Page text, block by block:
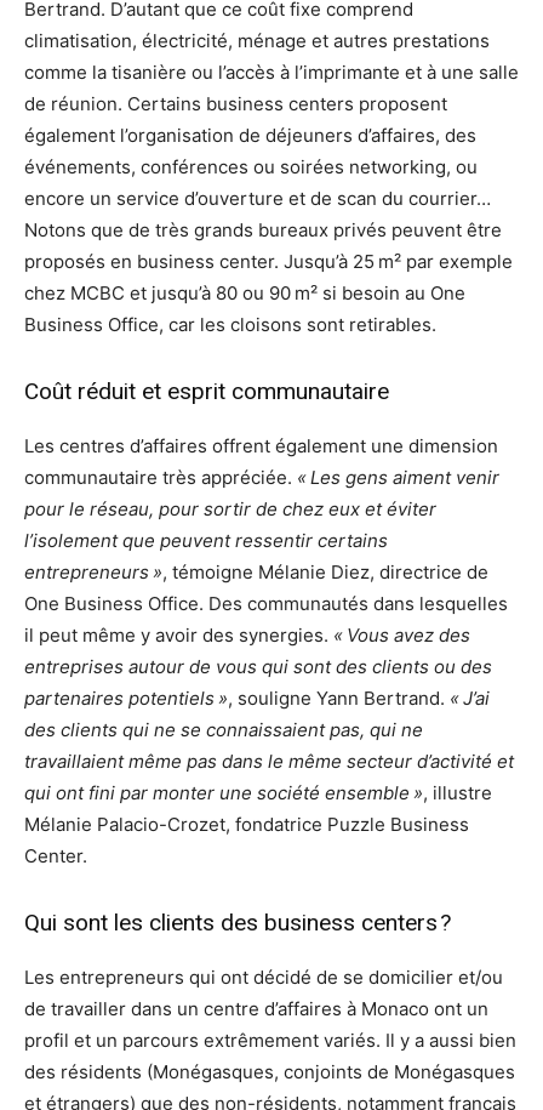
Bertrand. D’autant que ce coût fixe comprend
climatisation, électricité, ménage et autres prestations
comme la tisanière ou l’accès à l’imprimante et à une salle
de réunion. Certains business centers proposent
également l’organisation de déjeuners d’affaires, des
événements, conférences ou soirées networking, ou
encore un service d’ouverture et de scan du courrier…
Notons que de très grands bureaux privés peuvent être
proposés en business center. Jusqu’à 25 m² par exemple
chez MCBC et jusqu’à 80 ou 90 m² si besoin au One
Business Office, car les cloisons sont retirables.
Coût réduit et esprit communautaire
Les centres d’affaires offrent également une dimension
communautaire très appréciée. « Les gens aiment venir
pour le réseau, pour sortir de chez eux et éviter
l’isolement que peuvent ressentir certains
entrepreneurs », témoigne Mélanie Diez, directrice de
One Business Office. Des communautés dans lesquelles
il peut même y avoir des synergies. « Vous avez des
entreprises autour de vous qui sont des clients ou des
partenaires potentiels », souligne Yann Bertrand. « J’ai
des clients qui ne se connaissaient pas, qui ne
travaillaient même pas dans le même secteur d’activité et
qui ont fini par monter une société ensemble », illustre
Mélanie Palacio-Crozet, fondatrice Puzzle Business
Center.
Qui sont les clients des business centers ?
Les entrepreneurs qui ont décidé de se domicilier et/ou
de travailler dans un centre d’affaires à Monaco ont un
profil et un parcours extrêmement variés. Il y a aussi bien
des résidents (Monégasques, conjoints de Monégasques
et étrangers) que des non-résidents, notamment français